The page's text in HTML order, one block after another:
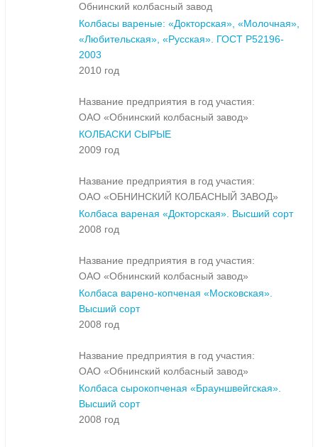
Обнинский колбасный завод
Колбасы вареные: «Докторская», «Молочная»,
«Любительская», «Русская». ГОСТ Р52196-
2003
2010 год
Название предприятия в год участия:
ОАО «Обнинский колбасный завод»
КОЛБАСКИ СЫРЫЕ
2009 год
Название предприятия в год участия:
ОАО «ОБНИНСКИЙ КОЛБАСНЫЙ ЗАВОД»
Колбаса вареная «Докторская». Высший сорт
2008 год
Название предприятия в год участия:
ОАО «Обнинский колбасный завод»
Колбаса варено-копченая «Московская».
Высший сорт
2008 год
Название предприятия в год участия:
ОАО «Обнинский колбасный завод»
Колбаса сырокопченая «Брауншвейгская».
Высший сорт
2008 год